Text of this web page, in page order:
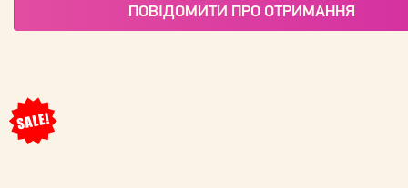
ПОВІДОМИТИ ПРО ОТРИМАННЯ